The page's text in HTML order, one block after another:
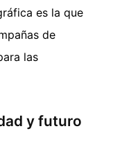
es la que
de
las
y futuro